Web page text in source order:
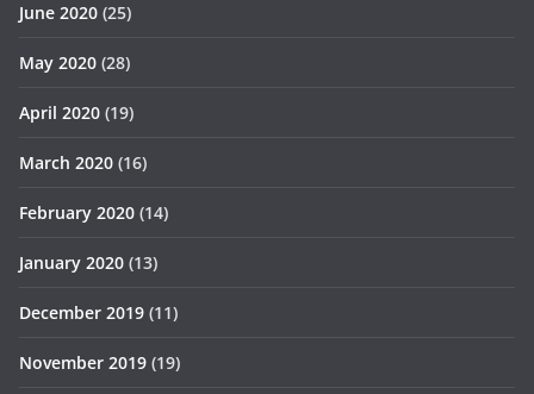
June 2020 (25)
May 2020 (28)
April 2020 (19)
March 2020 (16)
February 2020 (14)
January 2020 (13)
December 2019 (11)
November 2019 (19)